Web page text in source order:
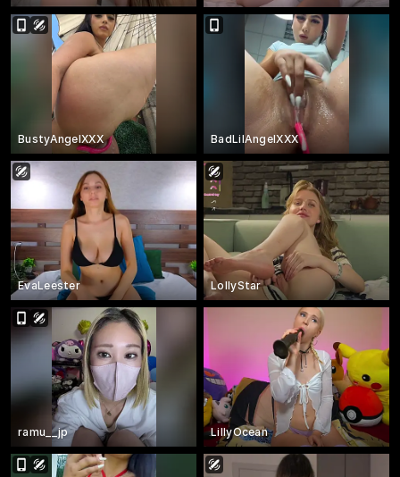
BustyAngelXXX BadLilAngelXXX
EvaLeester LollyStar
ramu__jp LillyOcean